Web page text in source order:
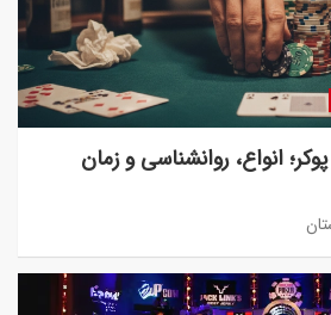
انواع، روانشناسی و زمان